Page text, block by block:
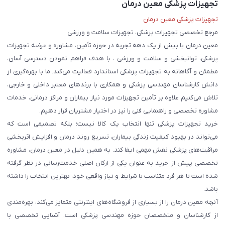
تجهیزات پزشکی معین درمان
تجهیزات پزشکی معین درمان
مرجع تخصصی تجهیزات پزشکی، تجهیزات سلامت و ورزشی
معین درمان با بیش از یک دهه تجربه در حوزه تأمین، مشاوره و عرضه تجهیزات
پزشکی، توانبخشی و سلامت و ورزشی ، با هدف فراهم نمودن دسترسی آسان،
مطمئن و آگاهانه به تجهیزات پزشکی استاندارد فعالیت می‌کند. ما با بهره‌گیری از
دانش کارشناسان مهندسی پزشکی و همکاری با برندهای معتبر داخلی و خارجی،
تلاش می‌کنیم علاوه بر تأمین تجهیزات مورد نیاز بیماران و مراکز درمانی، خدمات
مشاوره تخصصی و راهنمایی فنی را نیز در اختیار مشتریان قرار دهیم.
خرید تجهیزات پزشکی تنها انتخاب یک کالا نیست؛ بلکه تصمیمی است که
می‌تواند در بهبود کیفیت زندگی بیماران، تسریع روند درمان و افزایش اثربخشی
مراقبت‌های پزشکی نقش مهمی ایفا کند. به همین دلیل در معین درمان، مشاوره
تخصصی پیش از خرید به عنوان یکی از ارکان اصلی خدمت‌رسانی در نظر گرفته
شده است تا هر فرد متناسب با شرایط و نیاز واقعی خود، بهترین انتخاب را داشته
باشد.
آنچه معین درمان را از بسیاری از فروشگاه‌های اینترنتی متمایز می‌کند، بهره‌مندی
از کارشناسان و متخصصان حوزه مهندسی پزشکی است. آشنایی تخصصی با